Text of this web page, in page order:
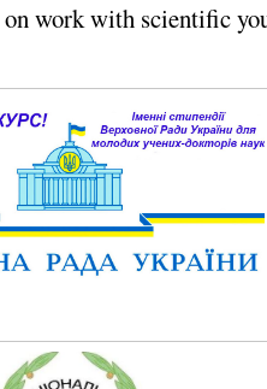
work with scientific